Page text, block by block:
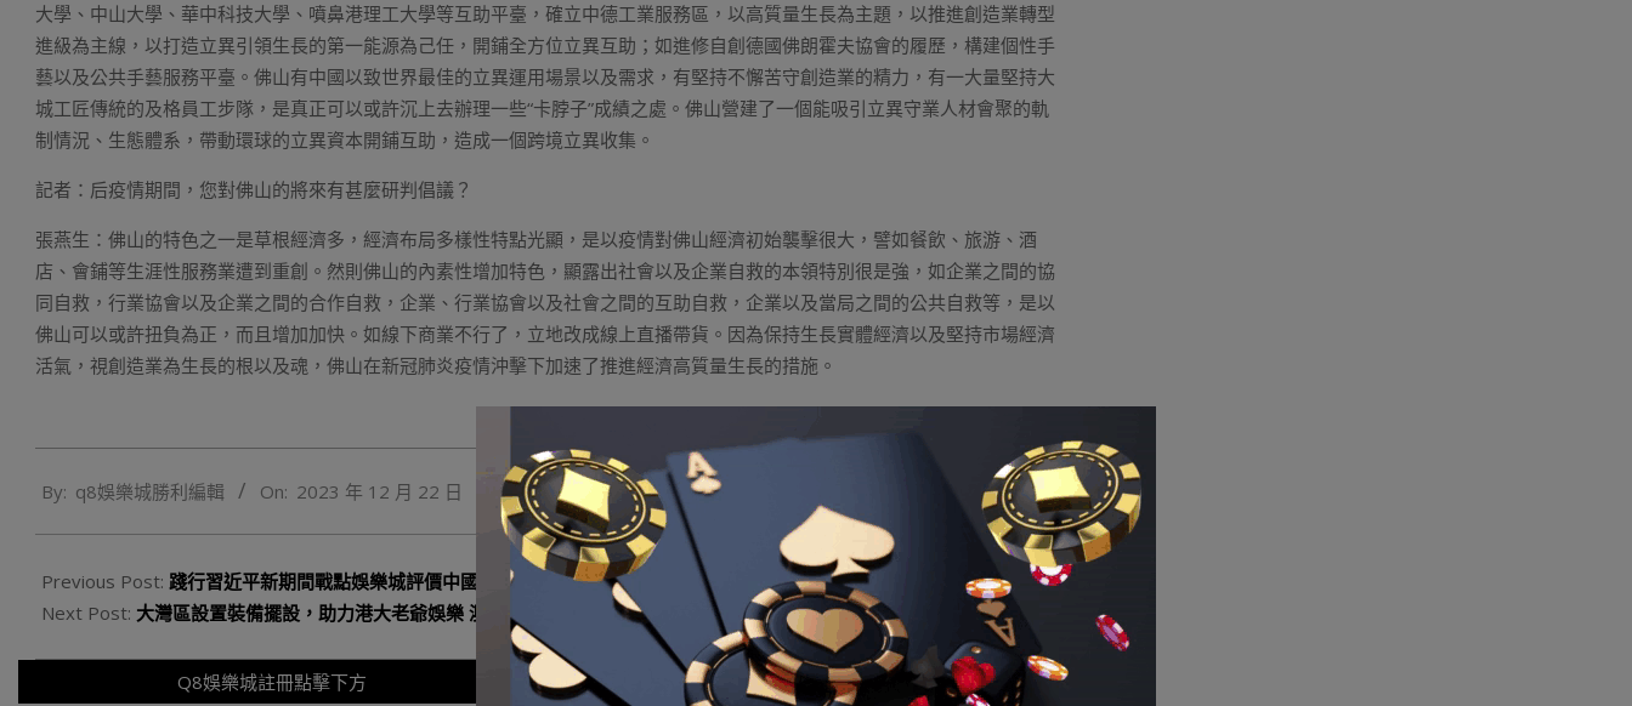
大學、中山大學、華中科技大學、噴鼻港理工大學等互助平臺，確立中德工業服務區，以高質量生長為主題，以推進創造業轉型
進級為主線，以打造立異引領生長的第一能源為己任，開鋪全方位立異互助；如進修自創德國佛朗霍夫協會的履歷，構建個性手
藝以及公共手藝服務平臺。佛山有中國以致世界最佳的立異運用場景以及需求，有堅持不懈苦守創造業的精力，有一大量堅持大
城工匠傳統的及格員工步隊，是真正可以或許沉上去辦理一些“卡脖子”成績之處。佛山營建了一個能吸引立異守業人材會聚的軌
制情況、生態體系，帶動環球的立異資本開鋪互助，造成一個跨境立異收集。
記者：后疫情期間，您對佛山的將來有甚麼研判倡議？
張燕生：佛山的特色之一是草根經濟多，經濟布局多樣性特點光顯，是以疫情對佛山經濟初始襲擊很大，譬如餐飲、旅游、酒
店、會鋪等生涯性服務業遭到重創。然則佛山的內素性增加特色，顯露出社會以及企業自救的本領特別很是強，如企業之間的協
同自救，行業協會以及企業之間的合作自救，企業、行業協會以及社會之間的互助自救，企業以及當局之間的公共自救等，是以
佛山可以或許扭負為正，而且增加加快。如線下商業不行了，立地改成線上直播帶貨。因為保持生長實體經濟以及堅持市場經濟
活氣，視創造業為生長的根以及魂，佛山在新冠肺炎疫情沖擊下加速了推進經濟高質量生長的措施。
12-
By: q8娛樂城勝利編輯 On: 2023 年 12 月 22 日 In: Q8娛樂城資訊 Tagged:
Previous Post: 踐行習近平新期間戰點娛樂城評價中國特點社會主義經濟思惟的典型
Next Post: 大灣區設置裝備擺設，助力港大老爺娛樂 澳恒久昌盛穩固
Q8娛樂城註冊點擊下方